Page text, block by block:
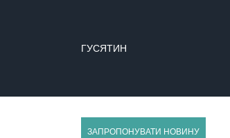
ГУСЯТИН
ЗАПРОПОНУВАТИ НОВИНУ